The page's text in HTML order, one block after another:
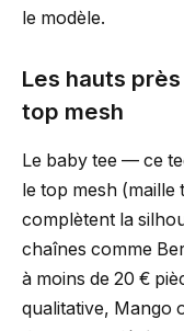
le modèle.
Les hauts
top mesh
Le baby tee — ce
le top mesh
complètent la
chaînes comme
à moins de 20 €
qualitative, Mango